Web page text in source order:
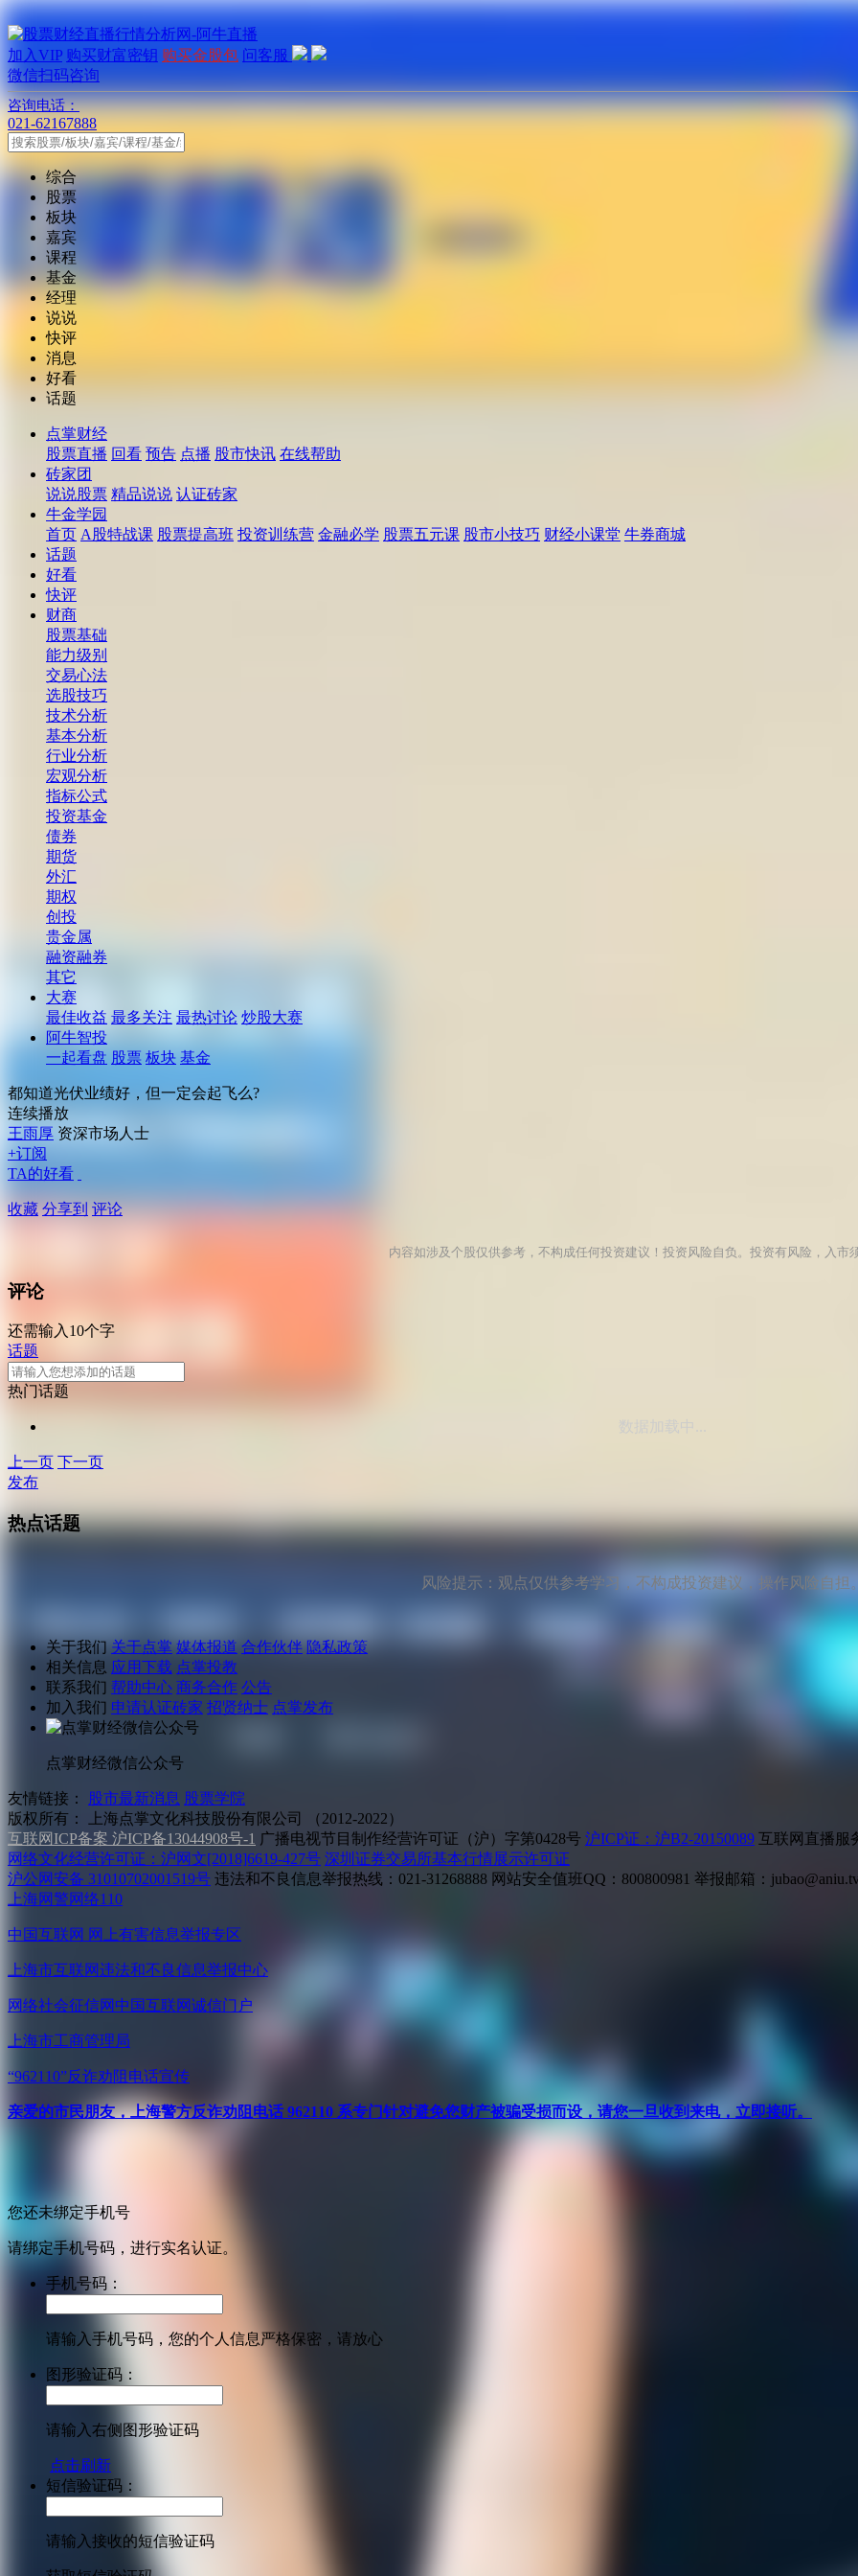
加入VIP 购买财富密钥 购买金股包 问客服
微信扫码咨询
咨询电话：
021-62167888
综合
股票
板块
嘉宾
课程
基金
经理
说说
快评
消息
好看
话题
点掌财经
股票直播 回看 预告 点播 股市快讯 在线帮助
砖家团
说说股票 精品说说 认证砖家
牛金学园
首页 A股特战课 股票提高班 投资训练营 金融必学 股票五元课 股市小技巧 财经小课堂 牛券商城
话题
好看
快评
财商
股票基础
能力级别
交易心法
选股技巧
技术分析
基本分析
行业分析
宏观分析
指标公式
投资基金
债券
期货
外汇
期权
创投
贵金属
融资融券
其它
大赛
最佳收益 最多关注 最热讨论 炒股大赛
阿牛智投
一起看盘 股票 板块 基金
都知道光伏业绩好，但一定会起飞么?
连续播放
王雨厚 资深市场人士
+订阅
TA的好看
收藏 分享到 评论
内容如涉及个股仅供参考，不构成任何投资建议！投资风险自负。投资有风险，入市
评论
还需输入10个字
话题
热门话题
数据加载中...
上一页 下一页
发布
热点话题
风险提示：观点仅供参考学习，不构成投资建议，操作风险自担
关于我们 关于点掌 媒体报道 合作伙伴 隐私政策
相关信息 应用下载 点掌投教
联系我们 帮助中心 商务合作 公告
加入我们 申请认证砖家 招贤纳士 点掌发布
点掌财经微信公众号
友情链接： 股市最新消息 股票学院
版权所有：
上海点掌文化科技股份有限公司 （2012-2022）
互联网ICP备案 沪ICP备13044908号-1 广播电视节目制作经营许可证（沪）字第0428号 沪ICP证：沪B2-20150089 互联网直播服
网络文化经营许可证：沪网文[2018]6619-427号 深圳证券交易所基本行情展示许可证
沪公网安备 31010702001519号 违法和不良信息举报热线：021-31268888 网站安全值班QQ：800800981 举报邮箱：
上海网警网络110
中国互联网 网上有害信息举报专区
上海市互联网违法和不良信息举报中心
网络社会征信网 中国互联网诚信门户
上海市工商管理局
“962110”反诈劝阻电话宣传
亲爱的市民朋友，上海警方反诈劝阻电话 962110 系专门针对避免您财产被骗受损而设，请您一旦收到来电，立即接听。
您还未绑定手机号
请绑定手机号码，进行实名认证。
手机号码：
请输入手机号码，您的个人信息严格保密，请放心
图形验证码：
请输入右侧图形验证码
点击刷新
短信验证码：
请输入接收的短信验证码